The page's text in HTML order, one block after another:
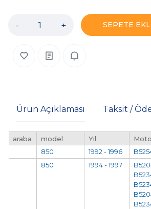
- + SEPETE
Ürün Açıklaması Taksit /
araba model Yıl
850
1992 - 1996
850
1994 - 1997